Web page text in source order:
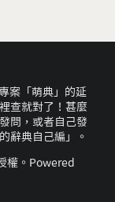
案「萌典」的延
查就對了！甚麼
問，或者自己發
辭典自己編」。
權。Powered